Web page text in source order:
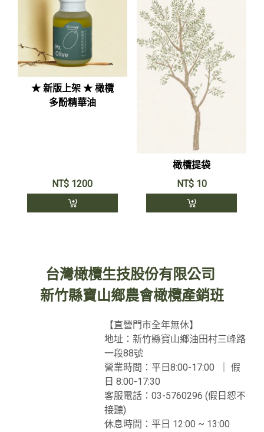
★ 新版上架 ★ 橄欖
多酚精華油
NT$ 1200
橄欖提袋
NT$10
台灣橄欖生技股份有限公司
新竹縣寶山鄉農會橄欖產銷班
【直營門市全年無休】
地址：新竹縣寶山鄉油田村三峰路
一段88號
營業時間：平日8:00-17:00 ｜ 假
日 8:00-17:30
客服電話：03-5760296 (假日恕不
接聽)
休息時間：平日 12:00 ~ 13:00